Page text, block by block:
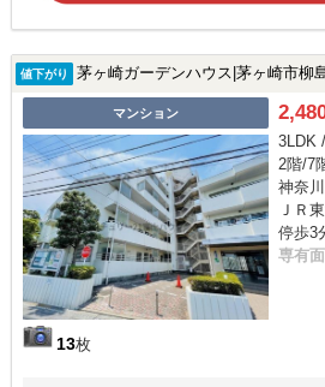
値下がり 茅ヶ崎ガーデンハウス|茅ヶ崎市柳
マンション
13枚
3LDK
2階/7
神奈
ＪＲ
停歩3
専有